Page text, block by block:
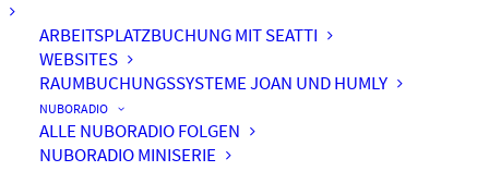
ARBEITSPLATZBUCHUNG MIT SEATTI
WEBSITES
RAUMBUCHUNGSSYSTEME JOAN UND HUMLY
NUBORADIO
ALLE NUBORADIO FOLGEN
NUBORADIO MINISERIE